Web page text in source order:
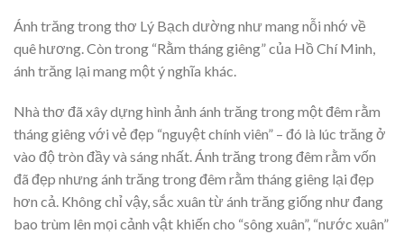
Ánh trăng trong thơ Lý Bạch dường như mang nỗi nhớ về
quê hương. Còn trong “Rằm tháng giêng” của Hồ Chí Minh,
ánh trăng lại mang một ý nghĩa khác.
Nhà thơ đã xây dựng hình ảnh ánh trăng trong một đêm rằm
tháng giêng với vẻ đẹp “nguyệt chính viên” – đó là lúc trăng ở
vào độ tròn đầy và sáng nhất. Ánh trăng trong đêm rằm vốn
đã đẹp nhưng ánh trăng trong đêm rằm tháng giêng lại đẹp
hơn cả. Không chỉ vậy, sắc xuân từ ánh trăng giống như đang
bao trùm lên mọi cảnh vật khiến cho “sông xuân”, “nước xuân”